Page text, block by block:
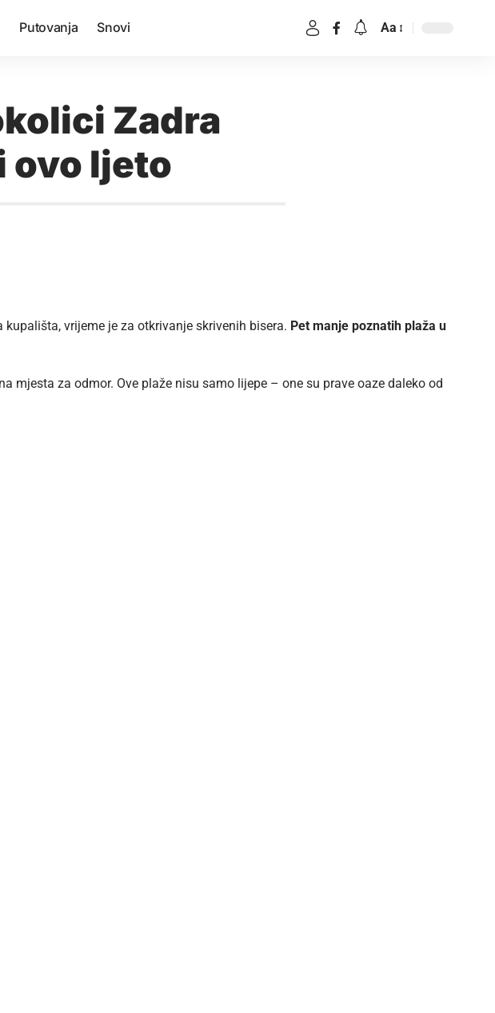
Putovanja Snovi Aa
Zadra
ovo ljeto
vrijeme je za otkrivanje skrivenih bisera. Pet manje poznatih plaža u
mjesta za odmor. Ove plaže nisu samo lijepe – one su prave oaze daleko od